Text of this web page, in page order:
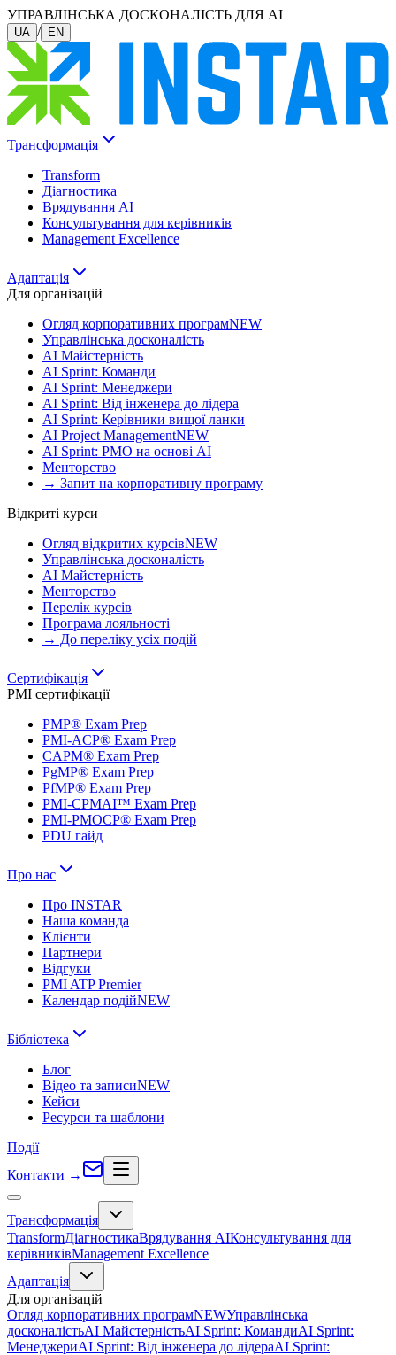
УПРАВЛІНСЬКА ДОСКОНАЛІСТЬ ДЛЯ AI
UA / EN
Трансформація
Transform
Діагностика
Врядування AI
Консультування для керівників
Management Excellence
Адаптація
Для організацій
Огляд корпоративних програмNEW
Управлінська досконалість
AI Майстерність
AI Sprint: Команди
AI Sprint: Менеджери
AI Sprint: Від інженера до лідера
AI Sprint: Керівники вищої ланки
AI Project ManagementNEW
AI Sprint: PMO на основі AI
Менторство
→ Запит на корпоративну програму
Відкриті курси
Огляд відкритих курсівNEW
Управлінська досконалість
AI Майстерність
Менторство
Перелік курсів
Програма лояльності
→ До переліку усіх подій
Сертифікація
PMI сертифікації
PMP® Exam Prep
PMI-ACP® Exam Prep
CAPM® Exam Prep
PgMP® Exam Prep
PfMP® Exam Prep
PMI-CPMAI™ Exam Prep
PMI-PMOCP® Exam Prep
PDU гайд
Про нас
Про INSTAR
Наша команда
Клієнти
Партнери
Відгуки
PMI ATP Premier
Календар подійNEW
Бібліотека
Блог
Відео та записиNEW
Кейси
Ресурси та шаблони
Події
Контакти →
Трансформація
TransformДіагностикаВрядування AIКонсультування для
керівниківManagement Excellence
Адаптація
Для організацій
Огляд корпоративних програмNEWУправлінська
досконалістьAI МайстерністьAI Sprint: КомандиAI Sprint:
МенеджериAI Sprint: Від інженера до лідераAI Sprint: